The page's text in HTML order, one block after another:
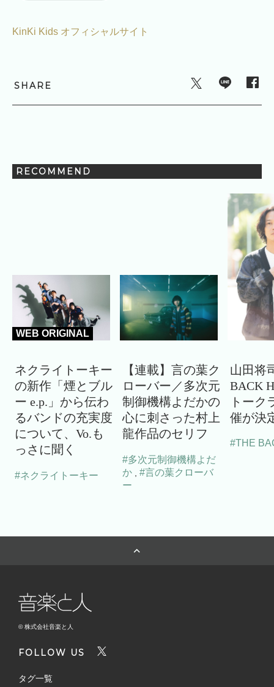
KinKi Kids オフィシャルサイト
SHARE
RECOMMEND
WEB ORIGINAL
ネクライトーキー
の新作「煙とブル
ー e.p.」から伝わ
るバンドの充実度
について、Vo.も
っさに聞く
#ネクライトーキー
【連載】言の葉ク
ローバー／多次元
制御機構よだかの
心に刺さった村上
龍作品のセリフ
#多次元制御機構よだ
か
#言の葉クローバ
ー
山田将
BACK
トーク
催が決
#THE
© 株式会社音楽と人
FOLLOW US
タグ一覧